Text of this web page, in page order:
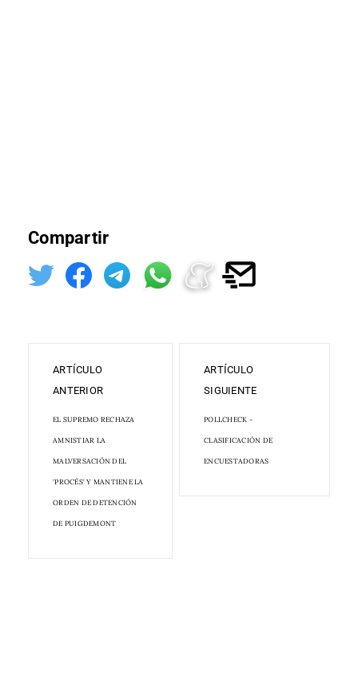
Compartir
ARTÍCULO
ANTERIOR
EL SUPREMO RECHAZA
AMNISTIAR LA
MALVERSACIÓN DEL
'PROCÉS' Y MANTIENE LA
ORDEN DE DETENCIÓN
DE PUIGDEMONT
ARTÍCULO
SIGUIENTE
POLLCHECK -
CLASIFICACIÓN DE
ENCUESTADORAS